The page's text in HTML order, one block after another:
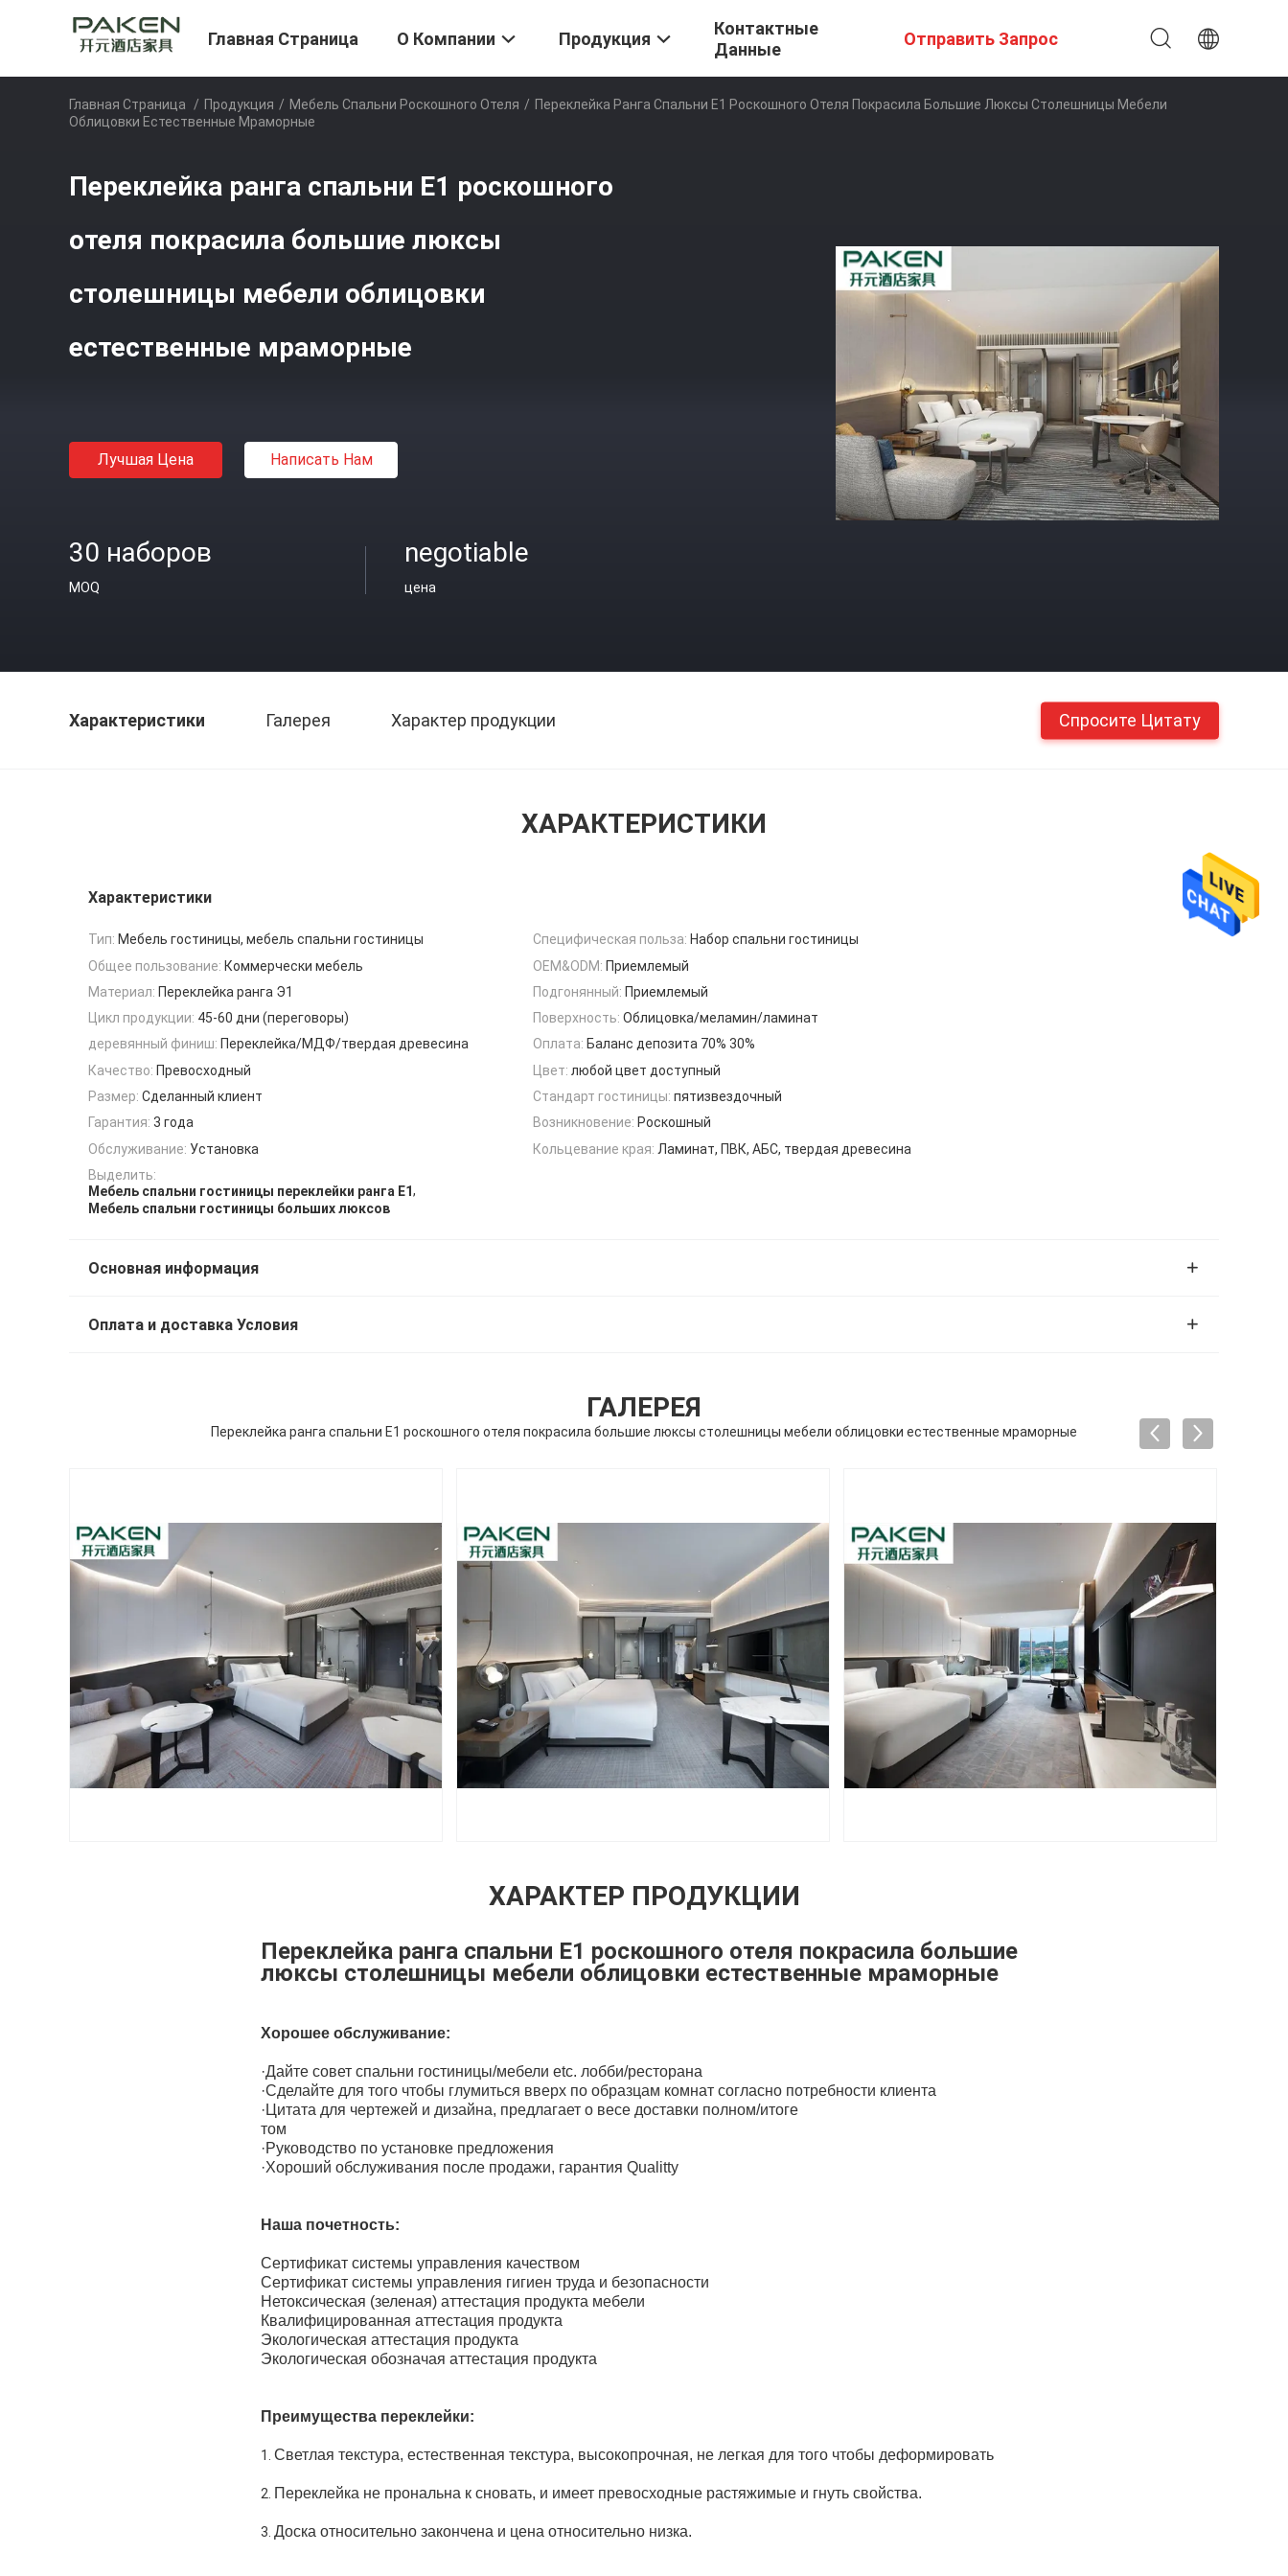
Главная Страница О Компании Продукция
Контактные
Данные
Отправить Запрос
Главная Страница / Продукция / Мебель Спальни Роскошного Отеля / Переклейка Ранга Спальни E1 Роскошного Отеля Покрасила Большие Люксы Столешницы Мебели
Облицовки Естественные Мраморные
Переклейка ранга спальни E1 роскошного
отеля покрасила большие люксы
столешницы мебели облицовки
естественные мраморные
Лучшая Цена Написать Нам
30 наборов
MOQ
negotiable
цена
Характеристики Галерея Характер продукции Спросите Цитату
ХАРАКТЕРИСТИКИ
Характеристики
Тип: Мебель гостиницы, мебель спальни гостиницы Специфическая польза: Набор спальни гостиницы
Общее пользование: Коммерчески мебель OEM&ODM: Приемлемый
Материал: Переклейка ранга Э1 Подгонянный: Приемлемый
Цикл продукции: 45-60 дни (переговоры) Поверхность: Облицовка/меламин/ламинат
деревянный финиш: Переклейка/МДФ/твердая древесина Оплата: Баланс депозита 70% 30%
Качество: Превосходный Цвет: любой цвет доступный
Размер: Сделанный клиент Стандарт гостиницы: пятизвездочный
Гарантия: 3 года Возникновение: Роскошный
Обслуживание: Установка Кольцевание края: Ламинат, ПВК, АБС, твердая древесина
Выделить:
Мебель спальни гостиницы переклейки ранга E1,
Мебель спальни гостиницы больших люксов
Основная информация
Оплата и доставка Условия
ГАЛЕРЕЯ
Переклейка ранга спальни E1 роскошного отеля покрасила большие люксы столешницы мебели облицовки естественные мраморные
ХАРАКТЕР ПРОДУКЦИИ
Переклейка ранга спальни E1 роскошного отеля покрасила большие
люксы столешницы мебели облицовки естественные мраморные
Хорошее обслуживание:
·Дайте совет спальни гостиницы/мебели etc. лобби/ресторана
·Сделайте для того чтобы глумиться вверх по образцам комнат согласно потребности клиента
·Цитата для чертежей и дизайна, предлагает о весе доставки полном/итоге
том
·Руководство по установке предложения
·Хороший обслуживания после продажи, гарантия Qualitty
Наша почетность:
Сертификат системы управления качеством
Сертификат системы управления гигиен труда и безопасности
Нетоксическая (зеленая) аттестация продукта мебели
Квалифицированная аттестация продукта
Экологическая аттестация продукта
Экологическая обозначая аттестация продукта
Преимущества переклейки:
1. Светлая текстура, естественная текстура, высокопрочная, не легкая для того чтобы деформировать
2. Переклейка не прональна к сновать, и имеет превосходные растяжимые и гнуть свойства.
3. Доска относительно закончена и цена относительно низка.